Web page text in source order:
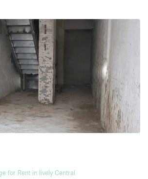
for Rent in lively Central